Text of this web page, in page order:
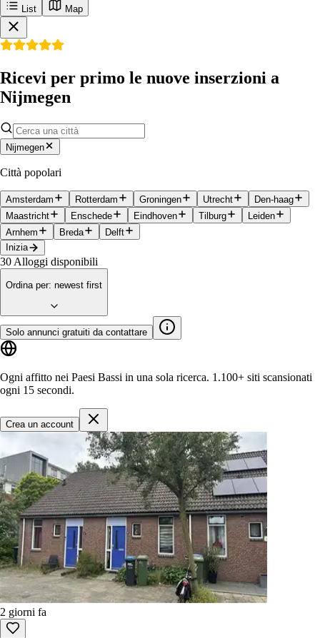
List Map
Ricevi per primo le nuove inserzioni a
Nijmegen
Nijmegen
Città popolari
Amsterdam Rotterdam Groningen Utrecht
Den-haag
Maastricht
Enschede Eindhoven Tilburg
Leiden
Arnhem
Breda
Delft
Inizia
30 Alloggi disponibili
Ordina per: newest first
Solo annunci gratuiti da contattare
Ogni affitto nei Paesi Bassi in una sola ricerca. 1.100+ siti scansionati
ogni 15 secondi.
Crea un account
2 giorni fa